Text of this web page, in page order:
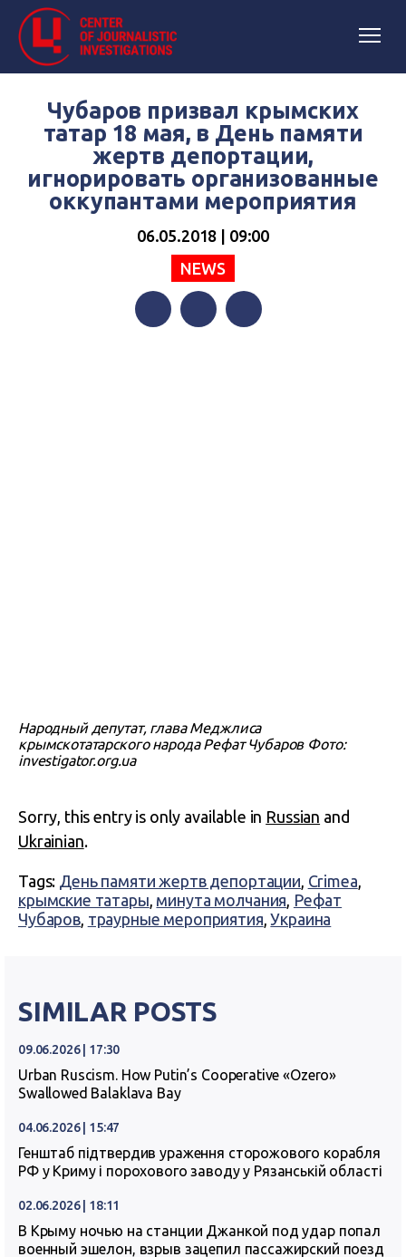
Чубаров призвал крымских
татар 18 мая, в День памяти
жертв депортации,
игнорировать организованные
оккупантами мероприятия
06.05.2018 | 09:00
NEWS
Народный депутат, глава Меджлиса
крымскотатарского народа Рефат Чубаров Фото:
investigator.org.ua
Sorry, this entry is only available in Russian and
Ukrainian.
Tags: День памяти жертв депортации, Crimea,
крымские татары, минута молчания, Рефат
Чубаров, траурные мероприятия,Украина
SIMILAR POSTS
09.06.2026 | 17:30
Urban Ruscism. How Putin’s Cooperative «Ozero»
Swallowed Balaklava Bay
04.06.2026 | 15:47
Генштаб підтвердив ураження сторожового корабля
РФ у Криму і порохового заводу у Рязанській області
02.06.2026 | 18:11
В Крыму ночью на станции Джанкой под удар попал
военный эшелон, взрыв зацепил пассажирский поезд